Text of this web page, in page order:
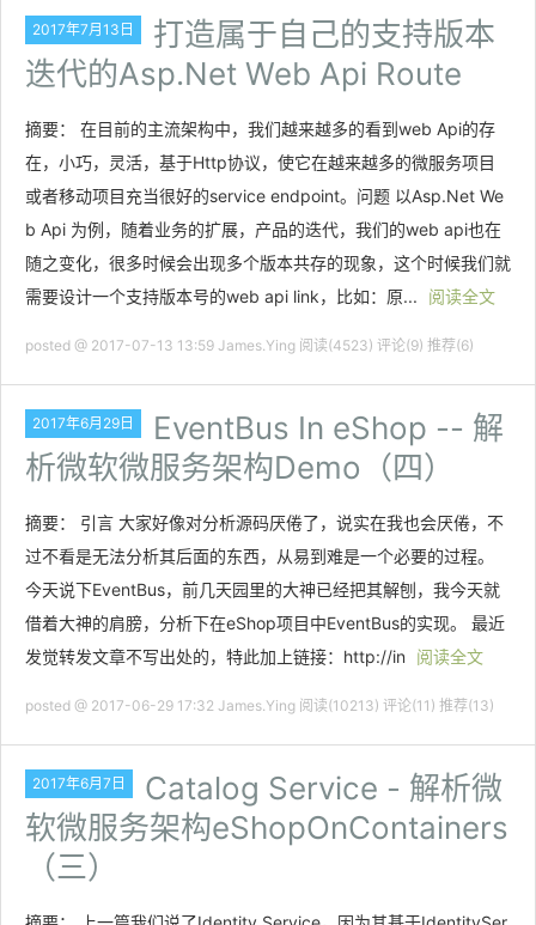
2017年7月13日
打造属于自己的支持版本
迭代的Asp.Net Web Api Route
摘要： 在目前的主流架构中，我们越来越多的看到web Api的存
在，小巧，灵活，基于Http协议，使它在越来越多的微服务项目
或者移动项目充当很好的service endpoint。问题 以Asp.Net We
b Api 为例，随着业务的扩展，产品的迭代，我们的web api也在
随之变化，很多时候会出现多个版本共存的现象，这个时候我们就
需要设计一个支持版本号的web api link，比如：原...
阅读全文
posted @ 2017-07-13 13:59 James.Ying 阅读(4523) 评论(9) 推荐(6)
2017年6月29日
EventBus In eShop -- 解
析微软微服务架构Demo（四）
摘要： 引言 大家好像对分析源码厌倦了，说实在我也会厌倦，不
过不看是无法分析其后面的东西，从易到难是一个必要的过程。
今天说下EventBus，前几天园里的大神已经把其解刨，我今天就
借着大神的肩膀，分析下在eShop项目中EventBus的实现。 最近
发觉转发文章不写出处的，特此加上链接：http://in
阅读全文
posted @ 2017-06-29 17:32 James.Ying 阅读(10213) 评论(11) 推荐(13)
2017年6月7日
Catalog Service - 解析微
软微服务架构eShopOnContainers
（三）